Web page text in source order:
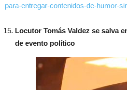
para-entregar-contenidos-de-humor-
Locutor Tomás Valdez se salva
de evento político